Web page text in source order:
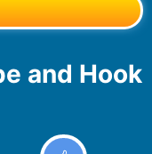
and Hook